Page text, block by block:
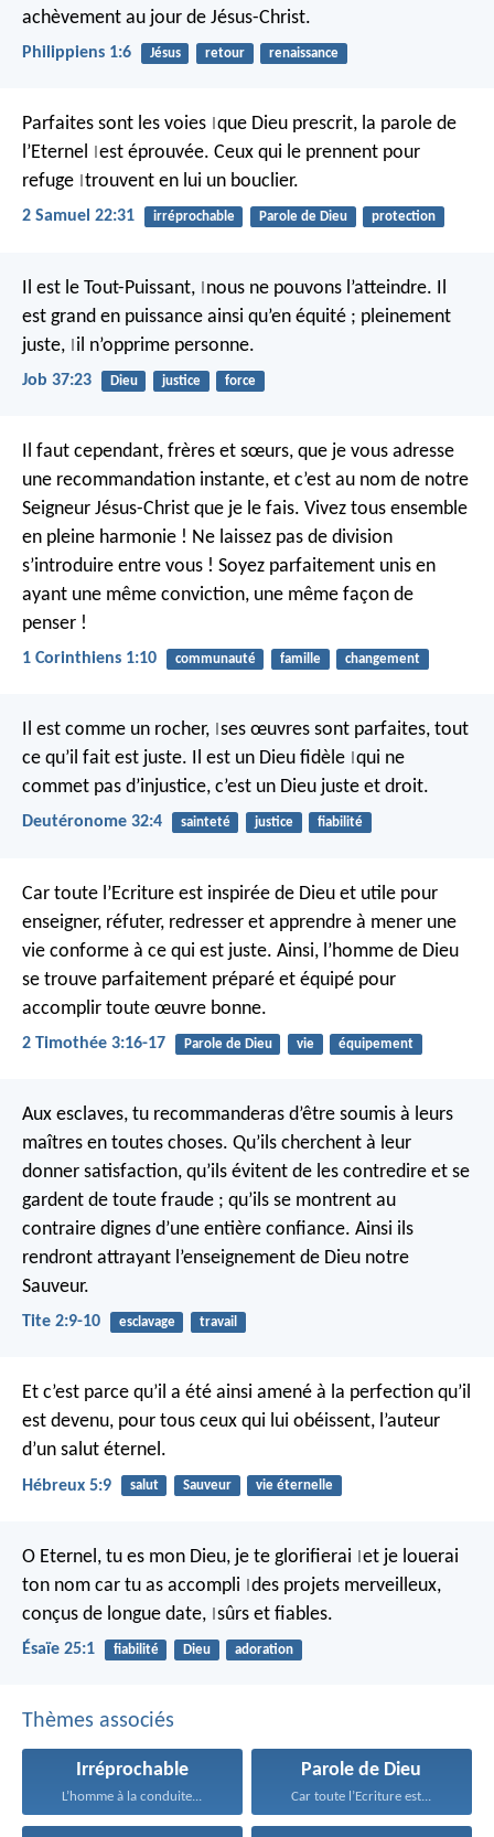
achèvement au jour de Jésus-Christ.
Philippiens 1:6 Jésus retour renaissance
Parfaites sont les voies que Dieu prescrit, la parole de
l’Eternel est éprouvée. Ceux qui le prennent pour
refuge trouvent en lui un bouclier.
2 Samuel 22:31 irréprochable Parole de Dieu protection
Il est le Tout-Puissant, nous ne pouvons l’atteindre.
est grand en puissance ainsi qu’en équité ; pleinement
juste, il n’opprime personne.
Job 37:23 Dieu justice force
Il faut cependant, frères et sœurs, que je vous adresse
une recommandation instante, et c’est au nom de notre
Seigneur Jésus-Christ que je le fais. Vivez tous ensemble
en pleine harmonie ! Ne laissez pas de division
s’introduire entre vous ! Soyez parfaitement unis en
ayant une même conviction, une même façon de
penser !
1 Corinthiens 1:10 communauté famille changement
Il est comme un rocher, ses œuvres sont parfaites, tout
ce qu’il fait est juste. Il est un Dieu fidèle qui ne
commet pas d’injustice, c’est un Dieu juste et droit.
Deutéronome 32:4 sainteté justice fiabilité
Car toute l’Ecriture est inspirée de Dieu et utile pour
enseigner, réfuter, redresser et apprendre à mener une
vie conforme à ce qui est juste. Ainsi, l’homme de Dieu
se trouve parfaitement préparé et équipé pour
accomplir toute œuvre bonne.
2 Timothée 3:16-17 Parole de Dieu vie équipement
Aux esclaves, tu recommanderas d’être soumis à leurs
maîtres en toutes choses. Qu’ils cherchent à leur
donner satisfaction, qu’ils évitent de les contredire et se
gardent de toute fraude ; qu’ils se montrent au
contraire dignes d’une entière confiance. Ainsi ils
rendront attrayant l’enseignement de Dieu notre
Sauveur.
Tite 2:9-10 esclavage travail
Et c’est parce qu’il a été ainsi amené à la perfection qu’il
est devenu, pour tous ceux qui lui obéissent, l’auteur
d’un salut éternel.
Hébreux 5:9 salut Sauveur vie éternelle
O Eternel, tu es mon Dieu, je te glorifierai et je louerai
ton nom car tu as accompli des projets merveilleux,
conçus de longue date, sûrs et fiables.
Ésaïe 25:1 fiabilité Dieu adoration
Thèmes associés
Irréprochable
L’homme à la conduite...
Parole de Dieu
Car toute l’Ecriture est...